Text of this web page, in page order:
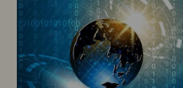
tyngde som støy og kjemikalier.